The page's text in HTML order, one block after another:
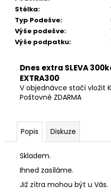
Stélka:
Typ Podešve:
Výše podešve:
Výše podpatku:
Dnes extra SLEVA
EXTRA300
V objednávce stačí vložit
Poštovné ZDARMA
Popis Diskuze
Skladem.
Ihned zasíláme.
Již zítra mohou být u Vás.
Kč
Původně:
599
Kč